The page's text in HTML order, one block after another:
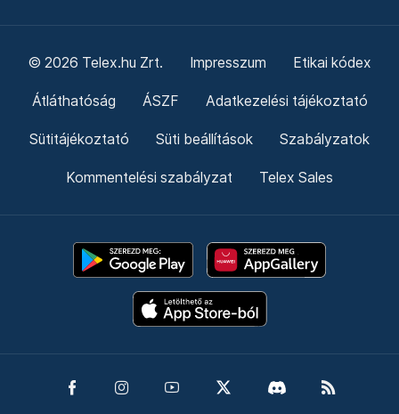
© 2026 Telex.hu Zrt. Impresszum Etikai kódex
Átláthatóság ÁSZF Adatkezelési tájékoztató
Sütitájékoztató Süti beállítások Szabályzatok
Kommentelési szabályzat Telex Sales